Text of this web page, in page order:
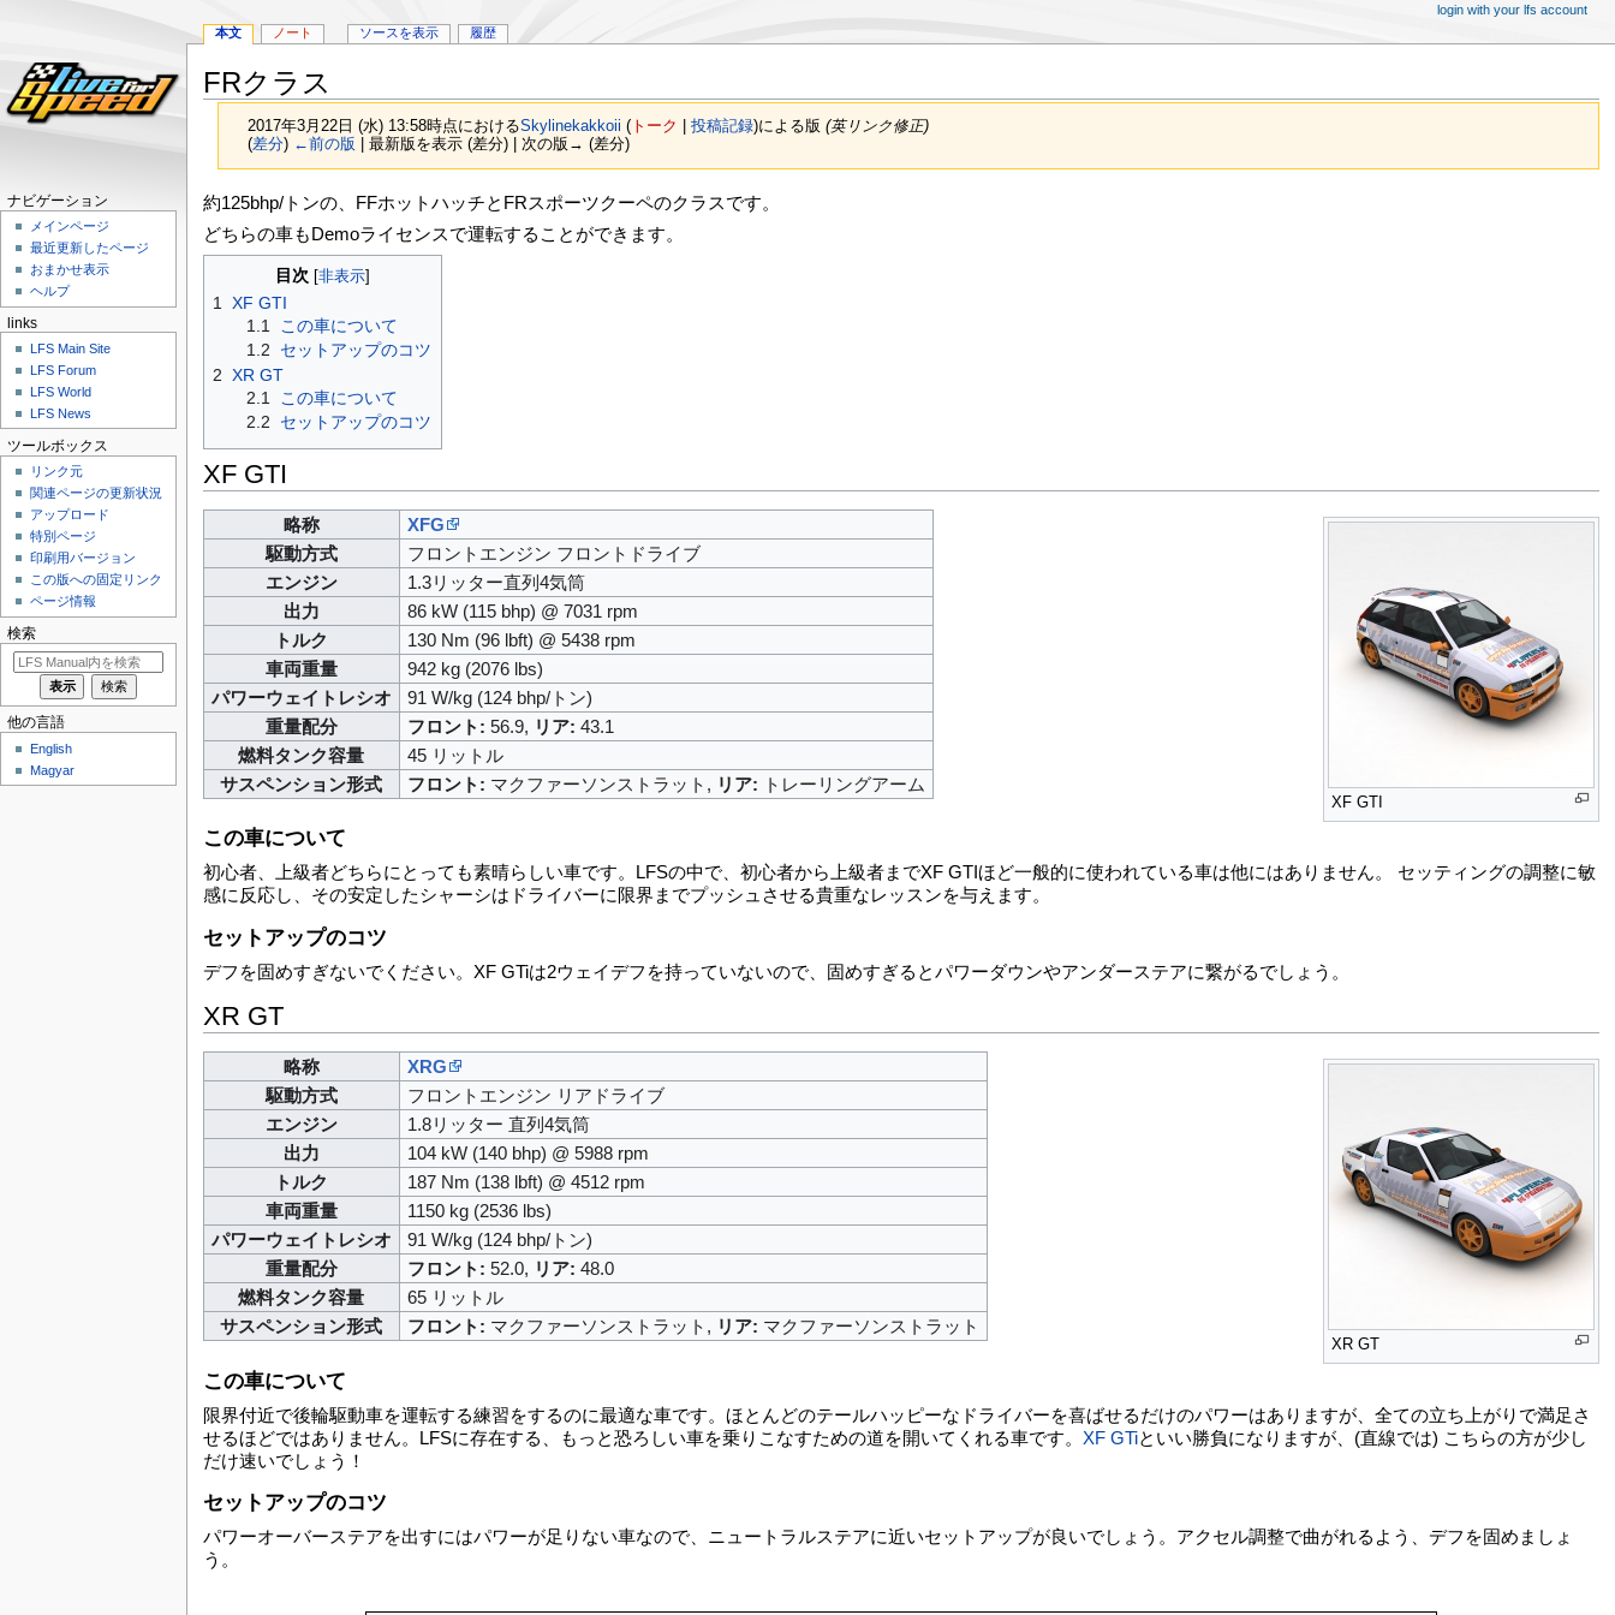
FRクラス
2017年3月22日 (水) 13:58時点におけるSkylinekakkoii ( トーク |投稿記録)による版(英リンク修正)
(差分) ←前の版 | 最新版を表示 (差分) | 次の版→ (差分)
ナ
ビ
ゲ
シ
ョ
移
検
索
に
動
約125bhp/トンの、FFホットハッチとFRスポーツクーペのクラスです。
どちらの車もDemoライセンスで運転することができます。
目次
1
XF GTI
1.1
この車について
1.2
セットアップのコツ
2 XR GT
2.1
この車について
2.2
セットアップのコツ
XF GTI
XF GTI
略称
XFG
駆動方式
フロントエンジン フロントドライブ
エンジン
1.3リッター直列4気筒
出力
86 kW (115 bhp) @ 7031 rpm
トルク
130 Nm (96 lbft) @ 5438 rpm
車両重量
942 kg (2076 lbs)
パワーウェイトレシオ
91 W/kg (124 bhp/トン)
重量配分
フロント: 56.9, リア: 43.1
燃料タンク容量
45 リットル
サスペンション形式
フロント: マクファーソンストラット, リア: トレーリングアーム
この車について
初心者、上級者どちらにとっても素晴らしい車です。LFSの中で、初心者から上級者までXF GTIほど一般的に使われている車は他にはありません。 セッティングの調整に敏
感に反応し、その安定したシャーシはドライバーに限界までプッシュさせる貴重なレッスンを与えます。
セットアップのコツ
デフを固めすぎないでください。XF GTiは2ウェイデフを持っていないので、固めすぎるとパワーダウンやアンダーステアに繋がるでしょう。
XR GT
XR GT
略称
XRG
駆動方式
フロントエンジン リアドライブ
エンジン
1.8リッター 直列4気筒
出力
104 kW (140 bhp) @ 5988 rpm
トルク
187 Nm (138 lbft) @ 4512 rpm
車両重量
1150 kg (2536 lbs)
パワーウェイトレシオ
91 W/kg (124 bhp/トン)
重量配分
フロント: 52.0, リア: 48.0
燃料タンク容量
65 リットル
サスペンション形式
フロント: マクファーソンストラット, リア: マクファーソンストラット
この車について
限界付近で後輪駆動車を運転する練習をするのに最適な車です。ほとんどのテールハッピーなドライバーを喜ばせるだけのパワーはありますが、全ての立ち上がりで満足さ
せるほどではありません。LFSに存在する、もっと恐ろしい車を乗りこなすための道を開いてくれる車です。 XF GTiといい勝負になりますが、(直線では) こちらの方が少し
だけ速いでしょう！
セットアップのコツ
パワーオーバーステアを出すにはパワーが足りない車なので、ニュートラルステアに近いセットアップが良いでしょう。アクセル調整で曲がれるよう、デフを固めましょ
う。
本文 ノート ソースを表示 履歴
login with your lfs account
ナビゲーション
メインページ
最近更新したページ
おまかせ表示
ヘルプ
links
LFS Main Site
LFS Forum
LFS World
LFS News
ツールボックス
リンク元
関連ページの更新状況
アップロード
特別ページ
印刷用バージョン
この版への固定リンク
ページ情報
検索
他の言語
English
Magyar